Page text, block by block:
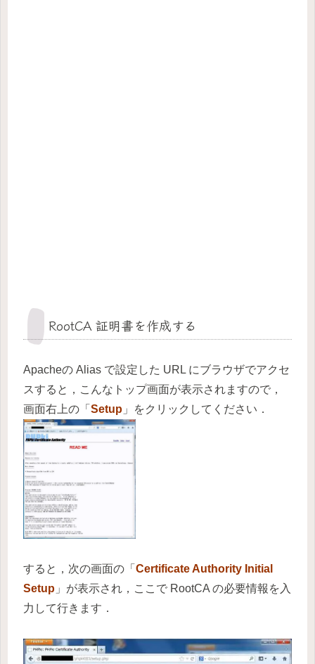
RootCA 証明書を作成する
Apacheの Alias で設定した URL にブラウザでアクセ
スすると，こんなトップ画面が表示されますので，
画面右上の「 Setup 」をクリックしてください．
すると，次の画面の「 Certificate Authority Initial
Setup 」が表示され，ここで RootCA の必要情報を入
力して行きます．